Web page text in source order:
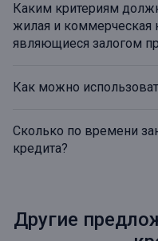
Каким критериям
жилая и коммерческая
являющиеся залогом
Как можно
Сколько по времени
кредита?
Другие